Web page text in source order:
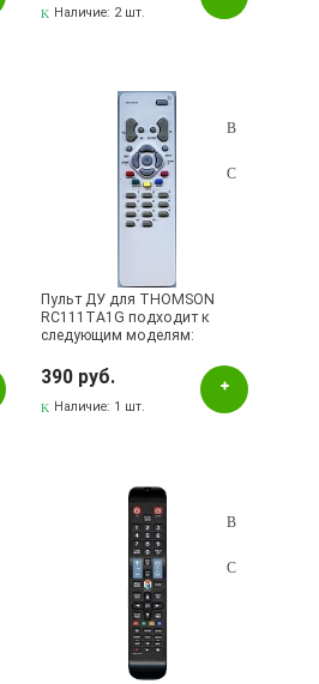
Наличие: 2 шт.
Пульт ДУ для THOMSON
RC111TA1G подходит к
следующим моделям:
20MF130G, 20MG132,
21DG132, 21DM135KG,
21DR182, 21MG132,
29DX172, 32EX122B5,
390 руб.
Наличие: 1 шт.